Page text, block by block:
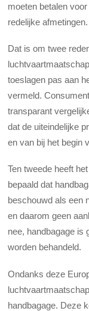
moeten betalen
redelijke afmetingen.
Dat is om twee
toeslagen pas aan
vermeld.
transparant
dat de uiteindelijke
en van bij het begin
Ten tweede heeft
bepaald dat
beschouwd als een
en daarom geen
nee, handbagage is
worden behandeld.
Ondanks deze
handbagage. Deze